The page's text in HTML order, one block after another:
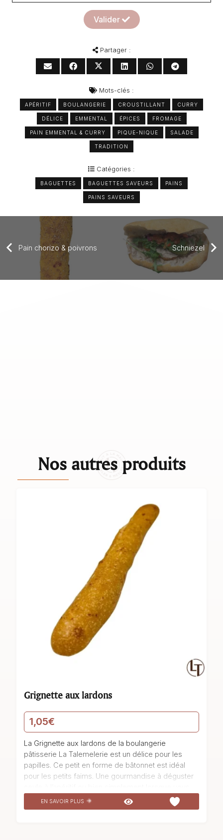
Valider
Partager :
Mots-clés :
APÉRITIF BOULANGERIE CROUSTILLANT CURRY
DÉLICE EMMENTAL ÉPICES FROMAGE
PAIN EMMENTAL & CURRY PIQUE-NIQUE SALADE
TRADITION
Catégories :
BAGUETTES BAGUETTES SAVEURS PAINS
PAINS SAVEURS
Pain chorizo & poivrons Schniezel
Nos autres produits
Grignette aux lardons
1,05€
La Grignette aux lardons de la boulangerie
pâtisserie La Talemelerie est un délice pour les
papilles. Ce petit en forme de bâtonnet est idéal
pour les petits faims. Une gourmandise à déguster
avez fini de composer votre repas. Fabriquée avec
une base de Farine T65, des lardons savoureux et
EN SAVOIR PLUS